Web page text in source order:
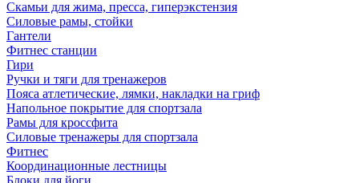
Скамьи для жима, пресса, гиперэкстензия
Силовые рамы, стойки
Гантели
Фитнес станции
Гири
Ручки и тяги для тренажеров
Пояса атлетические, лямки, накладки на гриф
Напольное покрытие для спортзала
Рамы для кроссфита
Силовые тренажеры для спортзала
Фитнес
Координационные лестницы
Блоки для йоги